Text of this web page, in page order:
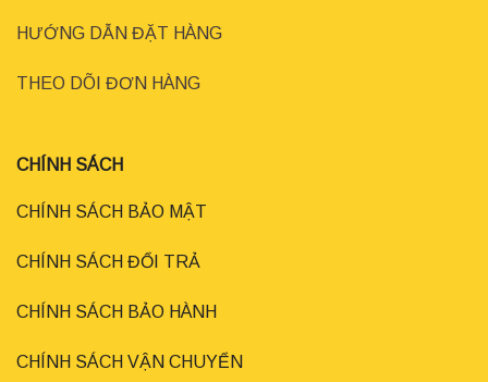
HƯỚNG DẪN ĐẶT HÀNG
THEO DÕI ĐƠN HÀNG
CHÍNH SÁCH
CHÍNH SÁCH BẢO MẬT
CHÍNH SÁCH ĐỔI TRẢ
CHÍNH SÁCH BẢO HÀNH
CHÍNH SÁCH VẬN CHUYỂN